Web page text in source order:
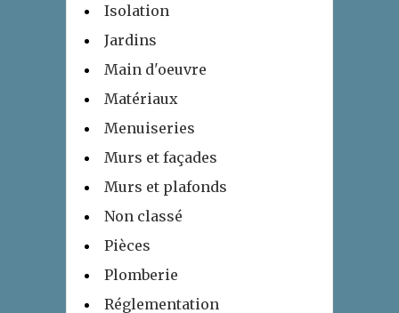
Isolation
Jardins
Main d'oeuvre
Matériaux
Menuiseries
Murs et façades
Murs et plafonds
Non classé
Pièces
Plomberie
Réglementation